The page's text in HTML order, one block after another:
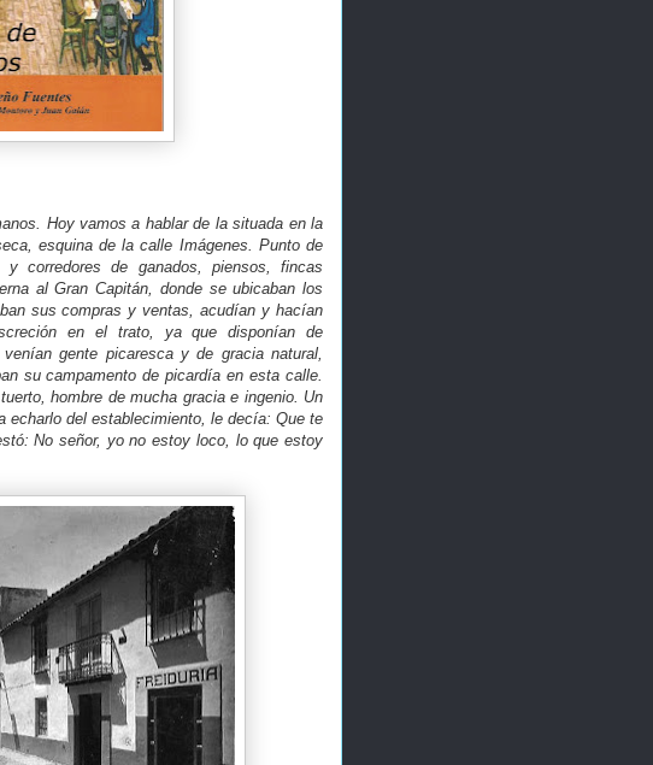
Hoy vamos a hablar de la situada en la
esquina de la calle Imágenes. Punto de
y corredores de ganados, piensos, fincas
al Gran Capitán, donde se ubicaban los
sus compras y ventas, acudían y hacían
en el trato, ya que disponían de
gente picaresca y de gracia natural,
su campamento de picardía en esta calle.
hombre de mucha gracia e ingenio. Un
echarlo del establecimiento, le decía: Que te
No señor, yo no estoy loco, lo que estoy